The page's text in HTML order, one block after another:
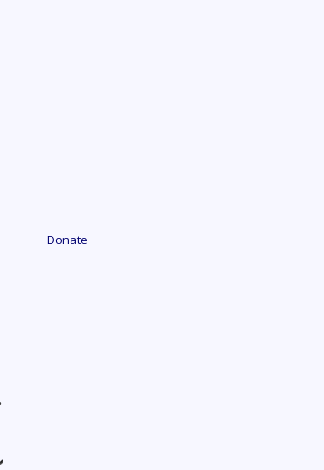
Donate